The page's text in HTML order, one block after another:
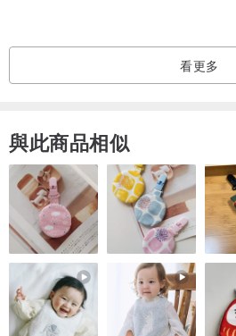
淺灰納帕小牛皮/米白刀割小牛皮/灰色邊
顏色：灰白色
鞋底材質：西班牙進口CASTER大底(耐
-------------
【SHOES SIZE】
看更多
與此商品相似